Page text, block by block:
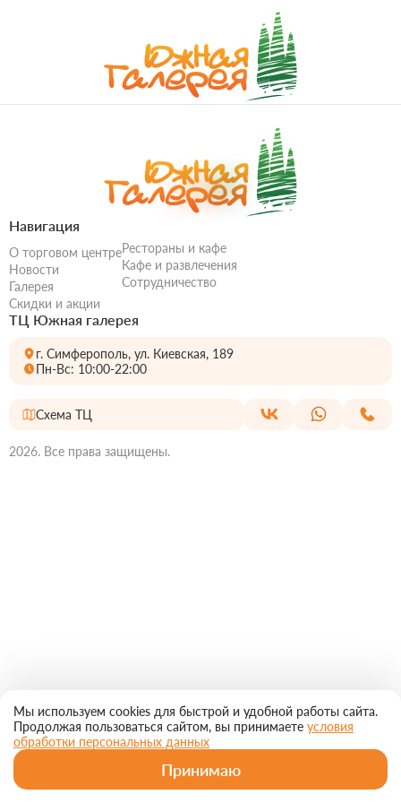
Мы используем cookies для быстрой и удобной работы сайта.
Продолжая пользоваться сайтом, вы принимаете условия
обработки персональных данных
Принимаю
Навигация
О торговом центре
Новости
Галерея
Скидки и акции
Рестораны и кафе
Кафе и развлечения
Сотрудничество
ТЦ Южная галерея
г. Симферополь, ул. Киевская, 189
Пн-Вс: 10:00-22:00
Схема ТЦ
2026. Все права защищены.